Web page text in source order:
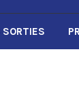
SORTIES